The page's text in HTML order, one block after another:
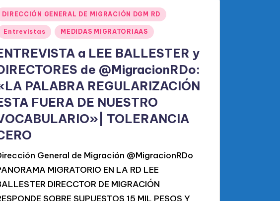
DIRECCIÓN GENERAL DE MIGRACIÓN DGM RD
Entrevistas MEDIDAS MIGRATORIAAS
a LEE BALLESTER y
de @MigracionRDo:
PALABRA REGULARIZACIÓN
FUERA DE NUESTRO
TOLERANCIA
General de Migración @MigracionRDo
MIGRATORIO EN LA RD LEE
DIRECCTOR DE MIGRACIÓN
SOBRE SUPUESTOS 15 MIL PESOS Y